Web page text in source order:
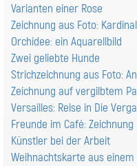
Varianten einer Rose
Zeichnung aus Foto:
Orchidee: ein Aquarellbild
Zwei geliebte Hunde
Strichzeichnung aus Foto:
Zeichnung auf vergilbtem
Versailles: Reise in Die
Freunde im Café:
Künstler bei der Arbeit
Weihnachtskarte aus einem